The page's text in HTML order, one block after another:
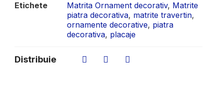
Etichete
Matrita Ornament decorativ, Matrite
piatra decorativa, matrite travertin,
ornamente decorative, piatra
decorativa, placaje
Distribuie